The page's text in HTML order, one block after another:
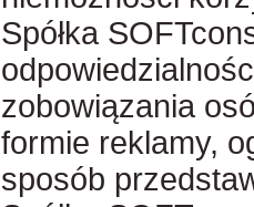
Spółka
zobowiązania
formie reklamy,
sposób